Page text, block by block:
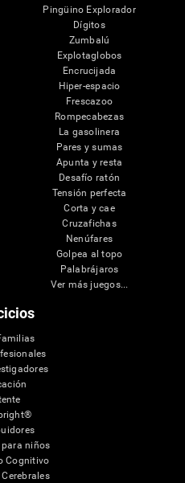
Pingüino Explorador
Dígitos
Zumbalú
Explotaglobos
Encrucijada
Hiper-espacio
Frescazoo
Rompecabezas
La gasolinera
Pares y sumas
Apunta y resta
Desafío ratón
Tensión perfecta
Corta y cae
Cruzafichas
Nenúfares
Golpea al topo
Palabrájaros
Ver más juegos...
para niños
Cognitivo